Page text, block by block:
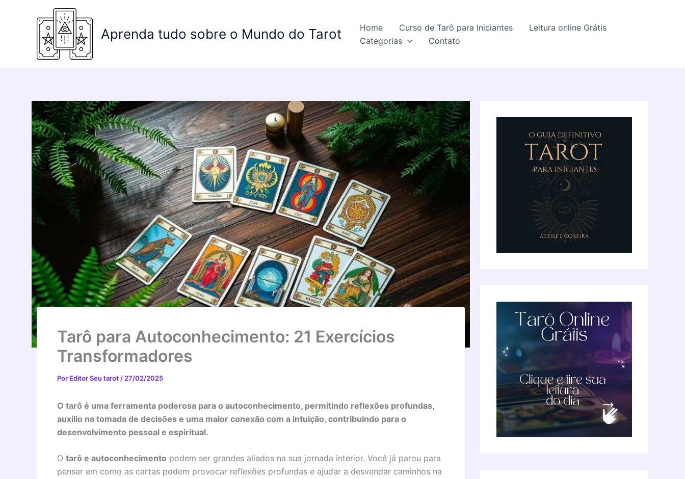
Aprenda tudo sobre o Mundo do Tarot Home Curso de Tarô para Iniciantes
Leitura online Grátis
Categorias
Contato
Tarô para Autoconhecimento: 21 Exercícios
Transformadores
Por Editor Seu tarot / 27/02/2025
O tarô é uma ferramenta poderosa para o autoconhecimento, permitindo reflexões profundas,
auxílio na tomada de decisões e uma maior conexão com a intuição, contribuindo para o
desenvolvimento pessoal e espiritual.
O tarô e autoconhecimento podem ser grandes aliados na sua jornada interior. Você já parou para
pensar em como as cartas podem provocar reflexões profundas e ajudar a desvendar caminhos na